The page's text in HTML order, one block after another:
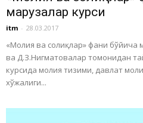
марузалар курси
itm - 28.03.2017
«Молия ва солиқлар» фани бўйича
ва Д.З.Нигматовалар томонидан
курсида молия тизими, давлат
хўжалиги...